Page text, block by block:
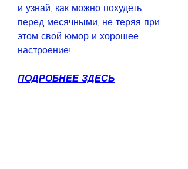
и узнай, как можно похудеть
перед месячными, не теряя при
этом свой юмор и хорошее
настроение!
ПОДРОБНЕЕ ЗДЕСЬ